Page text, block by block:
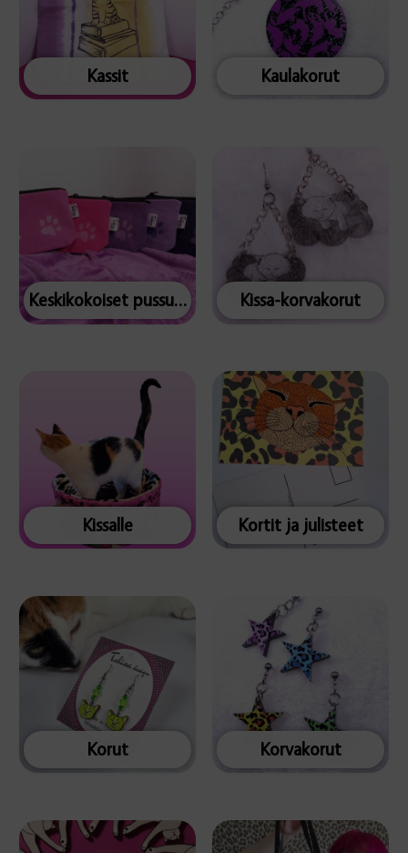
Kassit Kaulakorut
Keskikokoiset pussukat Kissa-korvakorut
Kissalle Kortit ja julisteet
Korut Korvakorut